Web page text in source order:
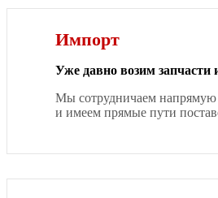
Импорт
Уже давно возим запчасти
Мы сотрудничаем напрямую
и имеем прямые пути